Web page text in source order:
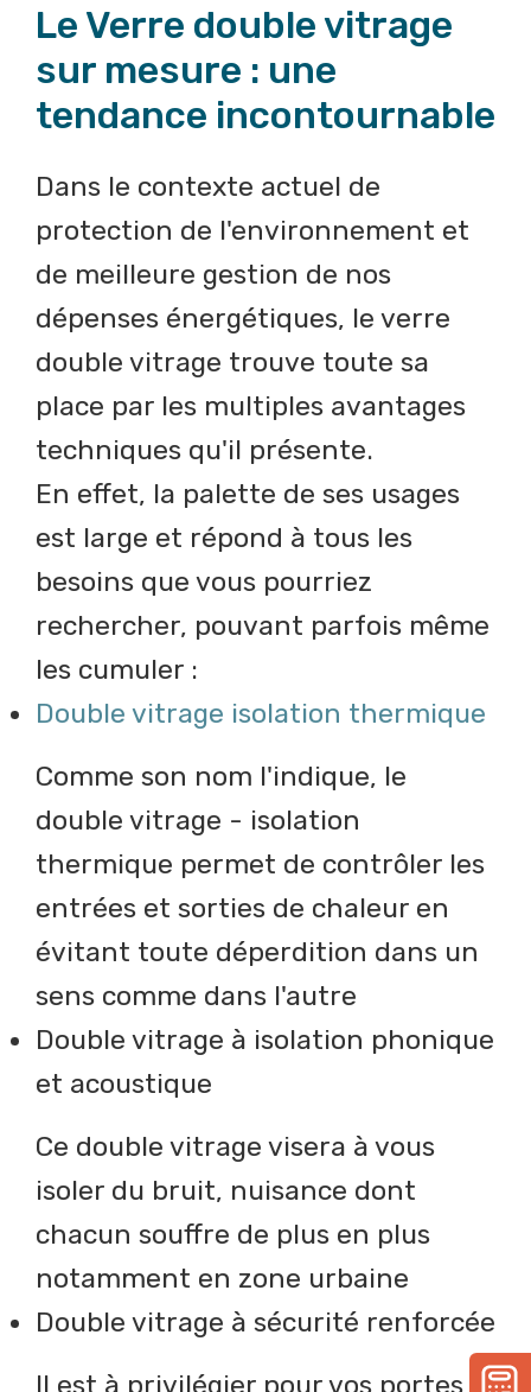
Le Verre double vitrage
sur mesure : une
tendance incontournable
Dans le contexte actuel de
protection de l'environnement et
de meilleure gestion de nos
dépenses énergétiques, le verre
double vitrage trouve toute sa
place par les multiples avantages
techniques qu'il présente.
En effet, la palette de ses usages
est large et répond à tous les
besoins que vous pourriez
rechercher, pouvant parfois même
les cumuler :
Double vitrage isolation thermique
Comme son nom l'indique, le
double vitrage - isolation
thermique permet de contrôler les
entrées et sorties de chaleur en
évitant toute déperdition dans un
sens comme dans l'autre
Double vitrage à isolation phonique
et acoustique
Ce double vitrage visera à vous
isoler du bruit, nuisance dont
chacun souffre de plus en plus
notamment en zone urbaine
Double vitrage à sécurité renforcée
Il est à privilégier pour vos portes